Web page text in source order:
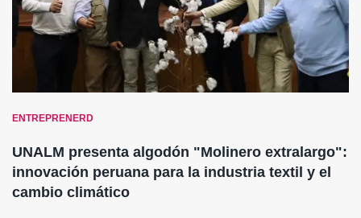
ENTREPRENERD
UNALM presenta algodón "Molinero extralargo":
innovación peruana para la industria textil y el
cambio climático